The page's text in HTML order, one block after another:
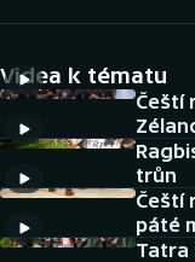
DALŠÍ SPORTY
Americký fotbal
Baseball a softbal
NEPŘEHLÉDNĚTE
Videa k tématu
Čeští
trůn
Čeští
páté
Tatra